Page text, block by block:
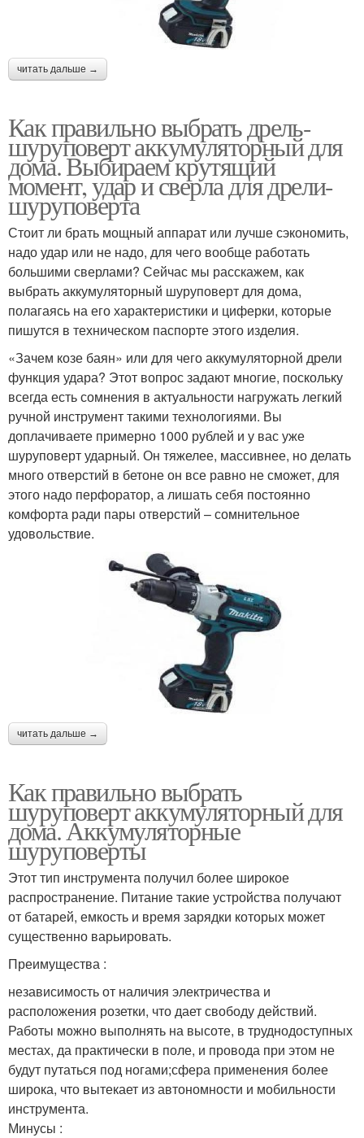
читать дальше →
Как правильно выбрать дрель-
шуруповерт аккумуляторный для
дома. Выбираем крутящий
момент, удар и сверла для дрели-
шуруповерта
Стоит ли брать мощный аппарат или лучше сэкономить,
надо удар или не надо, для чего вообще работать
большими сверлами? Сейчас мы расскажем, как
выбрать аккумуляторный шуруповерт для дома,
полагаясь на его характеристики и циферки, которые
пишутся в техническом паспорте этого изделия.
«Зачем козе баян» или для чего аккумуляторной дрели
функция удара? Этот вопрос задают многие, поскольку
всегда есть сомнения в актуальности нагружать легкий
ручной инструмент такими технологиями. Вы
доплачиваете примерно 1000 рублей и у вас уже
шуруповерт ударный. Он тяжелее, массивнее, но делать
много отверстий в бетоне он все равно не сможет, для
этого надо перфоратор, а лишать себя постоянно
комфорта ради пары отверстий – сомнительное
удовольствие.
читать дальше →
Как правильно выбрать
шуруповерт аккумуляторный для
дома. Аккумуляторные
шуруповерты
Этот тип инструмента получил более широкое
распространение. Питание такие устройства получают
от батарей, емкость и время зарядки которых может
существенно варьировать.
Преимущества :
независимость от наличия электричества и
расположения розетки, что дает свободу действий.
Работы можно выполнять на высоте, в труднодоступных
местах, да практически в поле, и провода при этом не
будут путаться под ногами;сфера применения более
широка, что вытекает из автономности и мобильности
инструмента.
Минусы :